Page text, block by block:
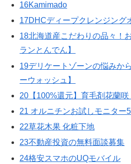
16Kamimado
17DHCディープクレンジング
18北海道産こだわりの品々！
ランとんでん】
19デリケートゾーンの悩みか
ーウォッシュ】
20【100%還元】育毛剤花蘭咲
21 オルニチンお試しモニター
22草花木果 化粧下地
23不動産投資の無料面談募集
24格安スマホのUQモバイル